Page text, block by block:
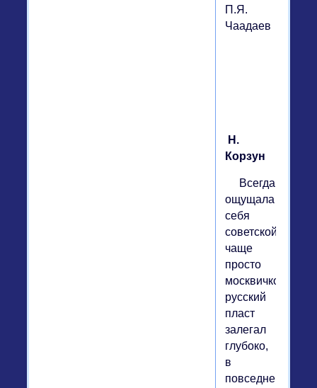
П.Я.
Чаадаев
Н.
Корзун
Всегда
ощущала
себя
советской,
чаще
просто
москвичкой-
русский
пласт
залегал
глубоко,
в
повседневности